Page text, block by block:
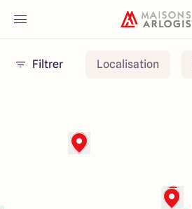
Accueil
Nos annonces
Filtrer Localisation